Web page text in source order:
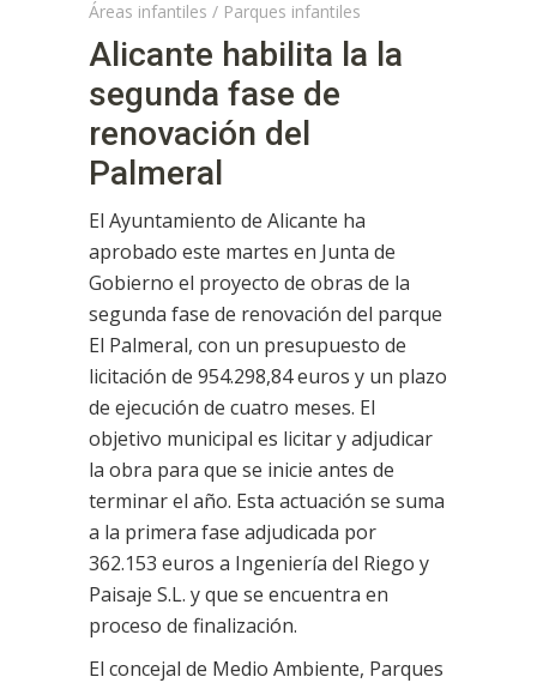
Áreas infantiles / Parques infantiles
Alicante habilita la la
segunda fase de
renovación del
Palmeral
El Ayuntamiento de Alicante ha
aprobado este martes en Junta de
Gobierno el proyecto de obras de la
segunda fase de renovación del parque
El Palmeral, con un presupuesto de
licitación de 954.298,84 euros y un plazo
de ejecución de cuatro meses. El
objetivo municipal es licitar y adjudicar
la obra para que se inicie antes de
terminar el año. Esta actuación se suma
a la primera fase adjudicada por
362.153 euros a Ingeniería del Riego y
Paisaje S.L. y que se encuentra en
proceso de finalización.
El concejal de Medio Ambiente, Parques